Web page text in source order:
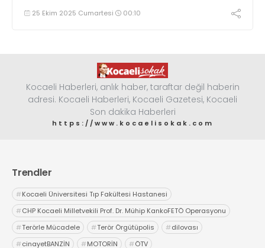
25 Ekim 2025 Cumartesi 00:10
Kocaeli Haberleri, anlık haber, taraftar değil haberin
adresi. Kocaeli Haberleri, Kocaeli Gazetesi, Kocaeli
Son dakika Haberleri
https://www.kocaelisokak.com
Trendler
#Kocaeli Üniversitesi Tıp Fakültesi Hastanesi
#CHP Kocaeli Milletvekili Prof. Dr. Mühip KankoFETÖ Operasyonu
#Terörle Mücadele #Terör Örgütüpolis #dilovası
#cinayetBANZİN #MOTORİN #ÖTV